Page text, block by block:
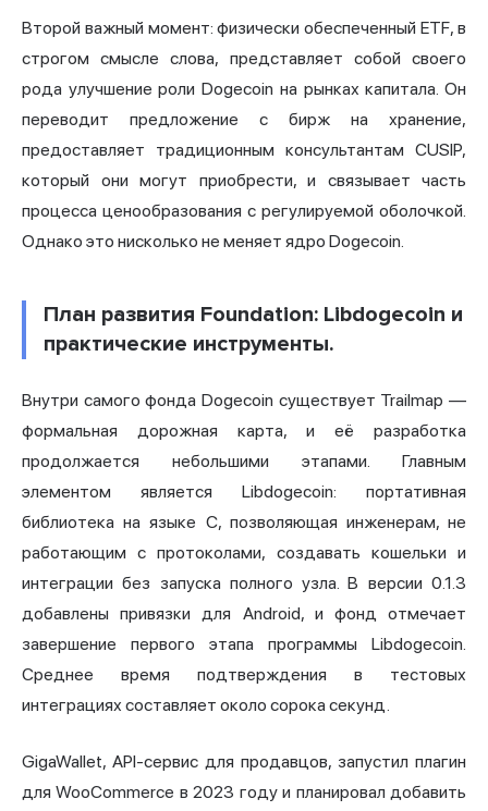
Второй важный момент: физически обеспеченный ETF, в
строгом смысле слова, представляет собой своего
рода улучшение роли Dogecoin на рынках капитала. Он
переводит предложение с бирж на хранение,
предоставляет традиционным консультантам CUSIP,
который они могут приобрести, и связывает часть
процесса ценообразования с регулируемой оболочкой.
Однако это нисколько не меняет ядро Dogecoin.
План развития Foundation: Libdogecoin и
практические инструменты.
Внутри самого фонда Dogecoin существует Trailmap —
формальная дорожная карта, и её разработка
продолжается небольшими этапами. Главным
элементом является Libdogecoin: портативная
библиотека на языке C, позволяющая инженерам, не
работающим с протоколами, создавать кошельки и
интеграции без запуска полного узла. В версии 0.1.3
добавлены привязки для Android, и фонд отмечает
завершение первого этапа программы Libdogecoin.
Среднее время подтверждения в тестовых
интеграциях составляет около сорока секунд.
GigaWallet, API-сервис для продавцов, запустил плагин
для WooCommerce в 2023 году и планировал добавить